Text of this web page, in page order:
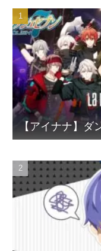
【アイナナ】ダ